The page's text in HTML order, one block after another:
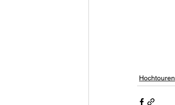
Hochtouren